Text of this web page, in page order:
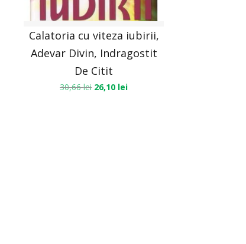
Calatoria cu viteza iubirii,
Adevar Divin, Indragostit
De Citit
30,66lei 26,10 lei